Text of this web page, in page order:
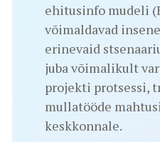
ehitusinfo mudeli
võimaldavad
erinevaid
juba võimalikult
projekti protsessi,
mullatööde
keskkonnale.